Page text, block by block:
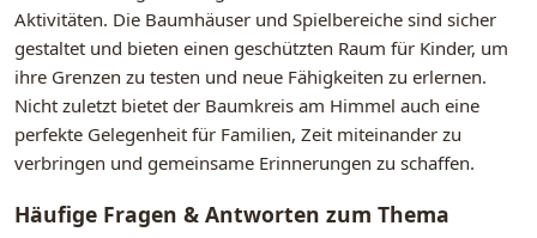
Aktivitäten. Die Baumhäuser und Spielbereiche sind sicher
gestaltet und bieten einen geschützten Raum für Kinder, um
ihre Grenzen zu testen und neue Fähigkeiten zu erlernen.
Nicht zuletzt bietet der Baumkreis am Himmel auch eine
perfekte Gelegenheit für Familien, Zeit miteinander zu
verbringen und gemeinsame Erinnerungen zu schaffen.
Häufige Fragen & Antworten zum Thema